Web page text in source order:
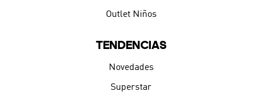
Outlet Niños
TENDENCIAS
Novedades
Superstar